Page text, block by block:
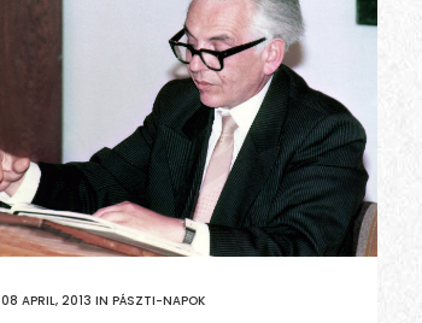
08 APRIL, 2013 IN PÁSZTI-NAPOK